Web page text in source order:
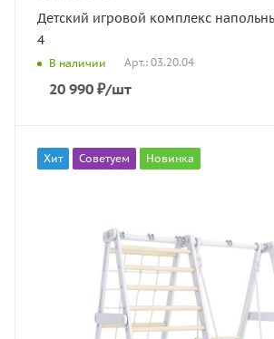
Детский игровой комплекс напольный ROMANA
4
В наличии Арт.: 03.20.04
20 990 ₽/шт
Хит Советуем Новинка